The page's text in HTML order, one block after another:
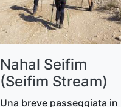
Nahal Seifim
(Seifim Stream)
Una breve passeggiata in